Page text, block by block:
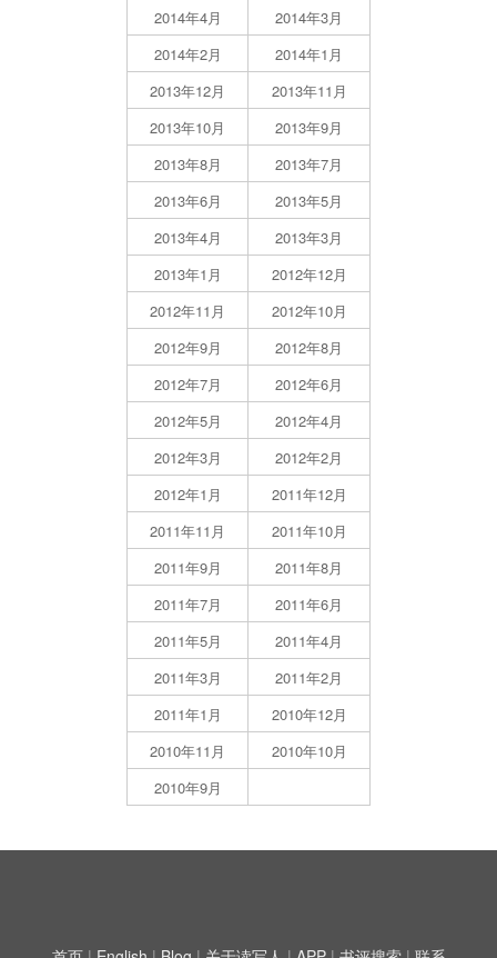
2014年4月
2014年3月
2014年2月
2014年1月
2013年12月
2013年11月
2013年10月
2013年9月
2013年8月
2013年7月
2013年6月
2013年5月
2013年4月
2013年3月
2013年1月
2012年12月
2012年11月
2012年10月
2012年9月
2012年8月
2012年7月
2012年6月
2012年5月
2012年4月
2012年3月
2012年2月
2012年1月
2011年12月
2011年11月
2011年10月
2011年9月
2011年8月
2011年7月
2011年6月
2011年5月
2011年4月
2011年3月
2011年2月
2011年1月
2010年12月
2010年11月
2010年10月
2010年9月